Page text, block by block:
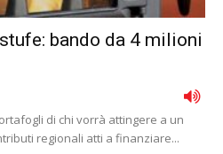
bando da 4 milioni
di chi vorrà attingere a un
regionali atti a finanziare...